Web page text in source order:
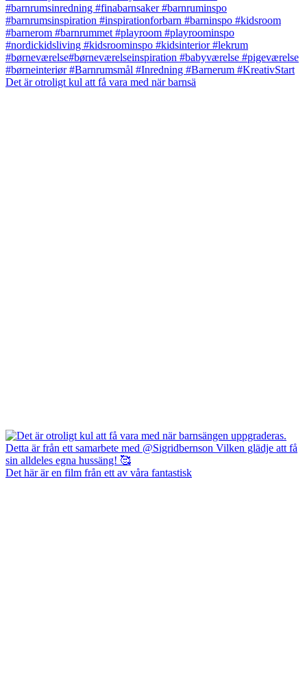
Det är otroligt kul att få vara med när barnsä
Det här är en film från ett av våra fantastisk